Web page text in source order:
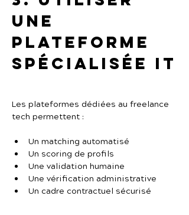
une
plateforme
spécialisée IT
Les plateformes dédiées au freelance
tech permettent :
Un matching automatisé
Un scoring de profils
Une validation humaine
Une vérification administrative
Un cadre contractuel sécurisé